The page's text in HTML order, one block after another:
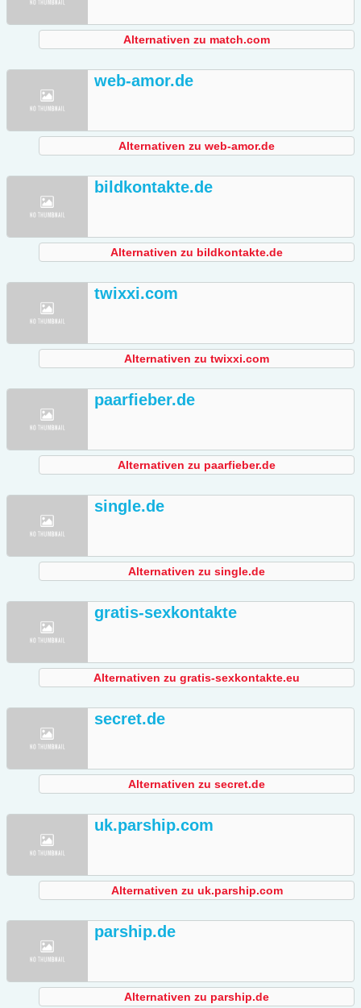
Alternativen zu match.com
web-amor.de
Alternativen zu web-amor.de
bildkontakte.de
Alternativen zu bildkontakte.de
twixxi.com
Alternativen zu twixxi.com
paarfieber.de
Alternativen zu paarfieber.de
single.de
Alternativen zu single.de
gratis-sexkontakte
Alternativen zu gratis-sexkontakte.eu
secret.de
Alternativen zu secret.de
uk.parship.com
Alternativen zu uk.parship.com
parship.de
Alternativen zu parship.de